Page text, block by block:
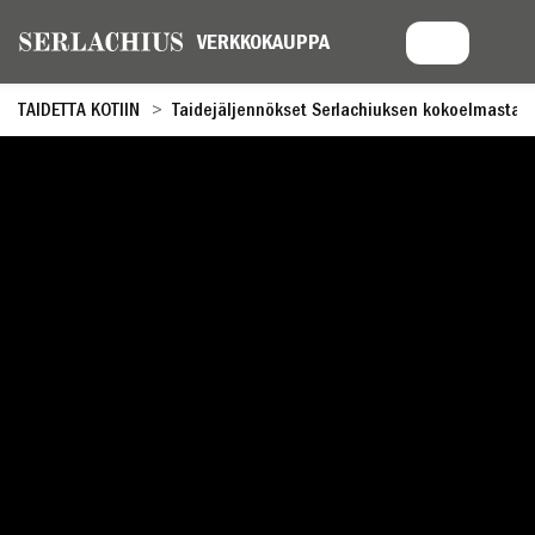
TAIDETTA KOTIIN Taidejäljennökset Serlachiuksen kokoelmasta